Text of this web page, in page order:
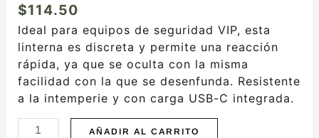
$114.50
Ideal para equipos de seguridad VIP, esta
linterna es discreta y permite una reacción
rápida, ya que se oculta con la misma
facilidad con la que se desenfunda. Resistente
a la intemperie y con carga USB-C integrada.
AÑADIR AL CARRITO